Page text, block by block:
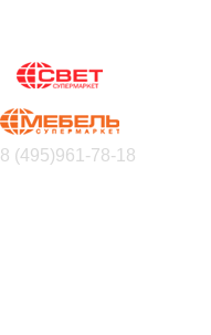
8 (495)961-78-18